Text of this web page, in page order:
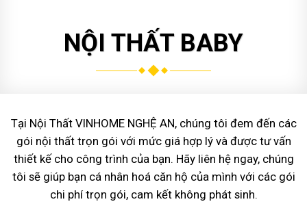
NỘI THẤT BABY
Tại Nội Thất VINHOME NGHỆ AN, chúng tôi đem đến các
gói nội thất trọn gói với mức giá hợp lý và được tư vấn
thiết kế cho công trình của bạn. Hãy liên hệ ngay, chúng
tôi sẽ giúp bạn cá nhân hoá căn hộ của mình với các gói
chi phí trọn gói, cam kết không phát sinh.